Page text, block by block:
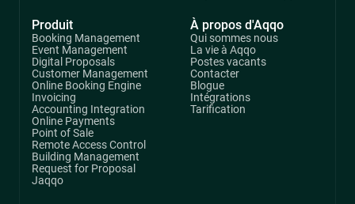
Produit
Booking Management
Event Management
Digital Proposals
Customer Management
Online Booking Engine
Invoicing
Accounting Integration
Online Payments
Point of Sale
Remote Access Control
Building Management
Request for Proposal
Jaqqo
À propos d'Aqqo
Qui sommes nous
La vie à Aqqo
Postes vacants
Contacter
Blogue
Intégrations
Tarification